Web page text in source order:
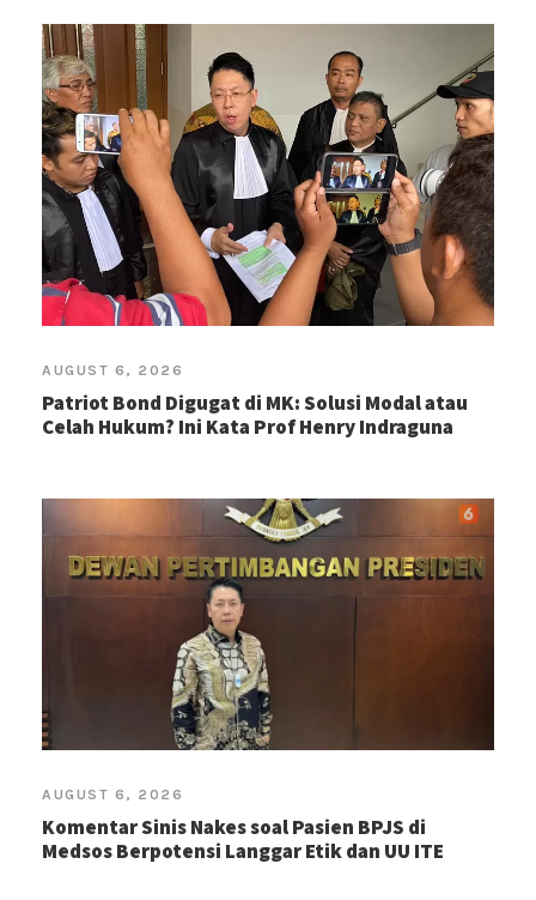
AUGUST 6, 2026
Patriot Bond Digugat di MK: Solusi Modal atau
Celah Hukum? Ini Kata Prof Henry Indraguna
AUGUST 6, 2026
Komentar Sinis Nakes soal Pasien BPJS di
Medsos Berpotensi Langgar Etik dan UU ITE